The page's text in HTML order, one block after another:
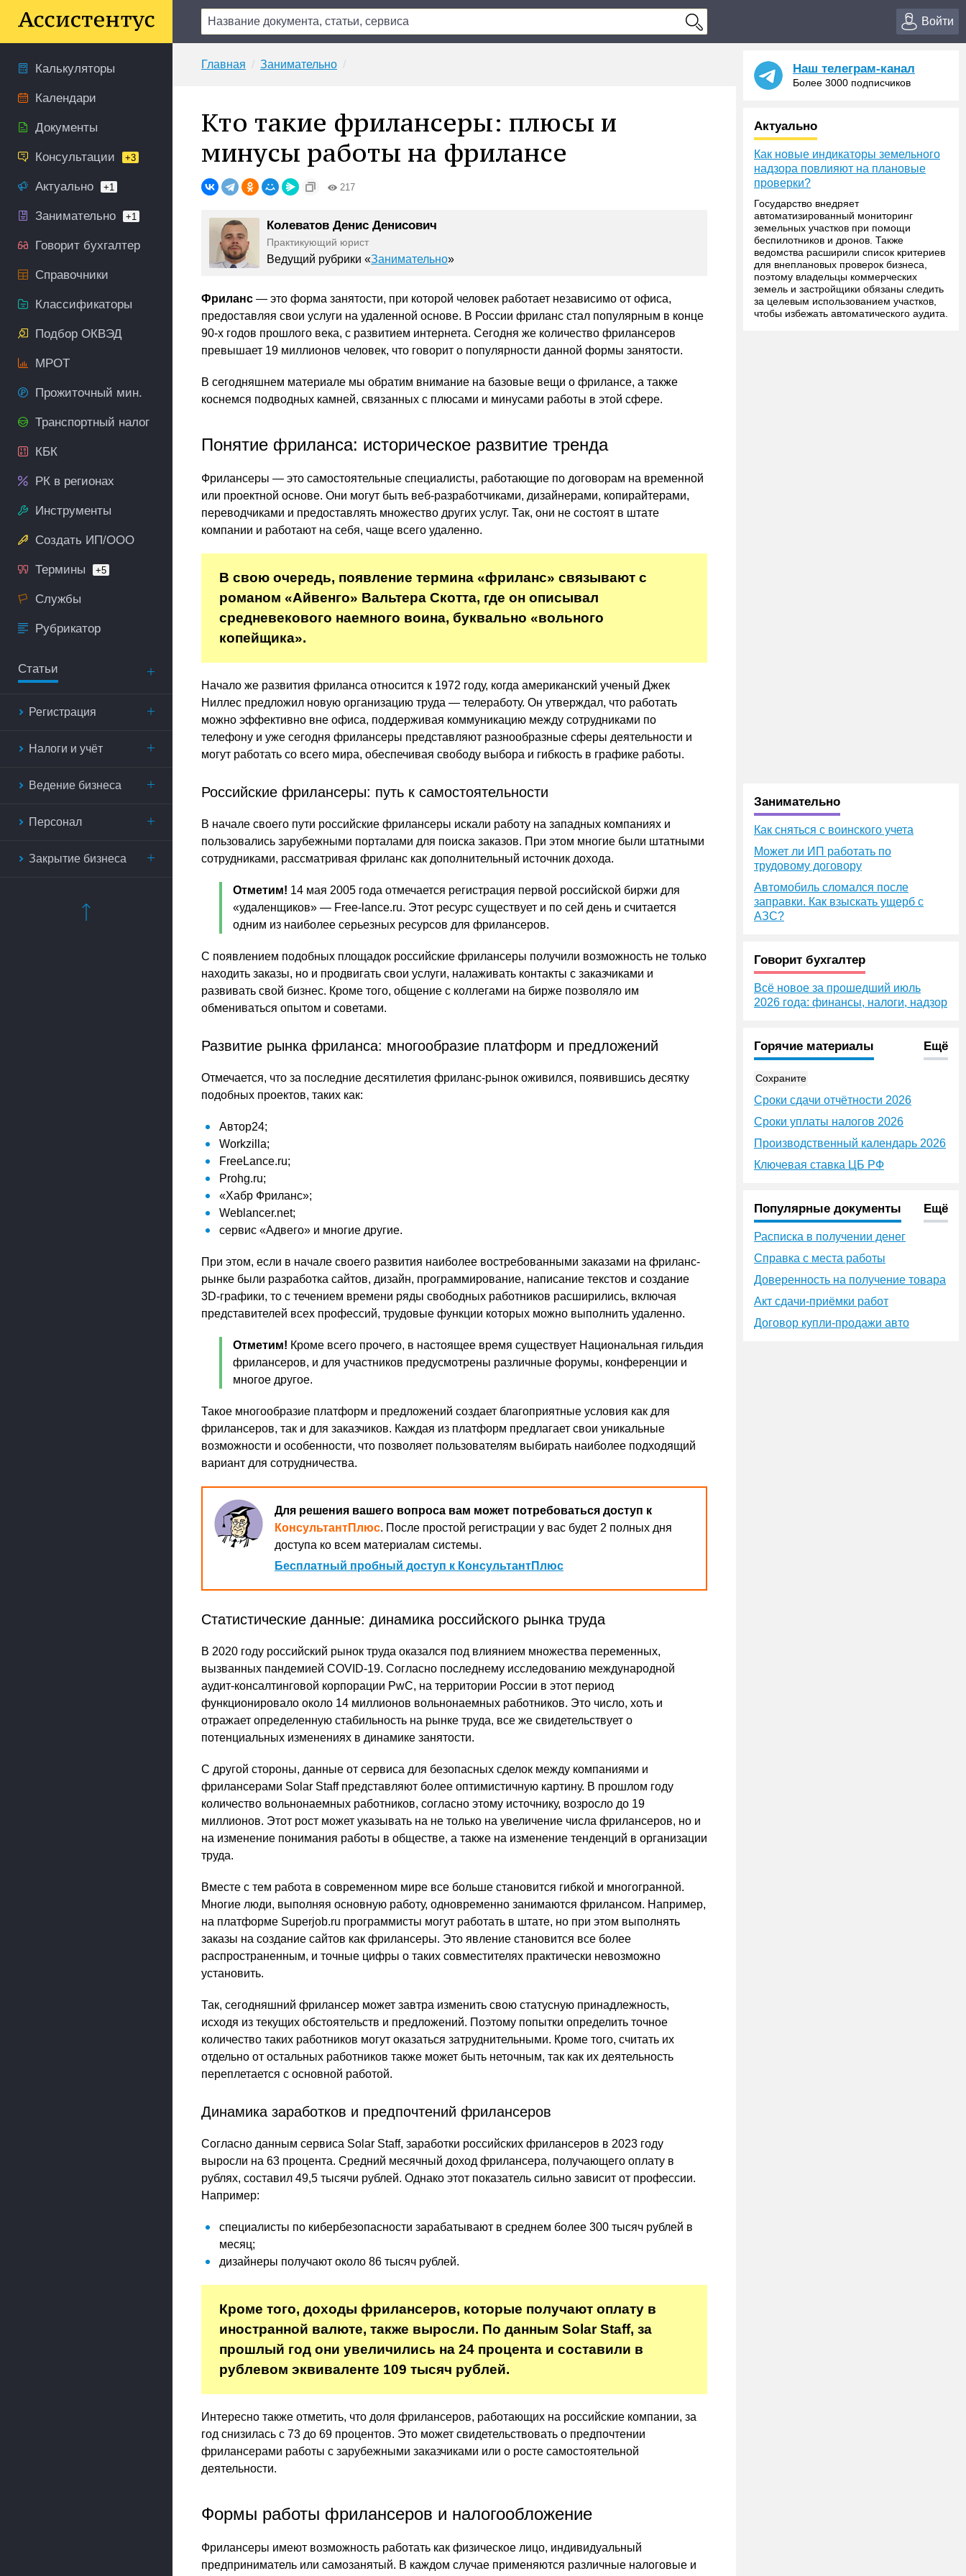
Войти
Калькуляторы
Календари
Документы
Консультации +3
Актуально +1
Занимательно +1
Говорит бухгалтер
Справочники
Классификаторы
Подбор ОКВЭД
МРОТ
Прожиточный мин.
Транспортный налог
КБК
РК в регионах
Инструменты
Создать ИП/ООО
Термины +5
Службы
Рубрикатор
Статьи
Регистрация
Налоги и учёт
Ведение бизнеса
Персонал
Закрытие бизнеса
Главная Занимательно
Кто такие фрилансеры: плюсы и
минусы работы на фрилансе
217
Колеватов Денис Денисович
Практикующий юрист
Ведущий рубрики «Занимательно»
Фриланс — это форма занятости, при которой человек работает независимо от офиса,
предоставляя свои услуги на удаленной основе. В России фриланс стал популярным в конце
90-х годов прошлого века, с развитием интернета. Сегодня же количество фрилансеров
превышает 19 миллионов человек, что говорит о популярности данной формы занятости.
В сегодняшнем материале мы обратим внимание на базовые вещи о фрилансе, а также
коснемся подводных камней, связанных с плюсами и минусами работы в этой сфере.
Понятие фриланса: историческое развитие тренда
Фрилансеры — это самостоятельные специалисты, работающие по договорам на временной
или проектной основе. Они могут быть веб-разработчиками, дизайнерами, копирайтерами,
переводчиками и предоставлять множество других услуг. Так, они не состоят в штате
компании и работают на себя, чаще всего удаленно.
В свою очередь, появление термина «фриланс» связывают с
романом «Айвенго» Вальтера Скотта, где он описывал
средневекового наемного воина, буквально «вольного
копейщика».
Начало же развития фриланса относится к 1972 году, когда американский ученый Джек
Ниллес предложил новую организацию труда — телеработу. Он утверждал, что работать
можно эффективно вне офиса, поддерживая коммуникацию между сотрудниками по
телефону и уже сегодня фрилансеры представляют разнообразные сферы деятельности и
могут работать со всего мира, обеспечивая свободу выбора и гибкость в графике работы.
Российские фрилансеры: путь к самостоятельности
В начале своего пути российские фрилансеры искали работу на западных компаниях и
пользовались зарубежными порталами для поиска заказов. При этом многие были штатными
сотрудниками, рассматривая фриланс как дополнительный источник дохода.
Отметим! 14 мая 2005 года отмечается регистрация первой российской биржи для
«удаленщиков» — Free-lance.ru. Этот ресурс существует и по сей день и считается
одним из наиболее серьезных ресурсов для фрилансеров.
С появлением подобных площадок российские фрилансеры получили возможность не только
находить заказы, но и продвигать свои услуги, налаживать контакты с заказчиками и
развивать свой бизнес. Кроме того, общение с коллегами на бирже позволяло им
обмениваться опытом и советами.
Развитие рынка фриланса: многообразие платформ и предложений
Отмечается, что за последние десятилетия фриланс-рынок оживился, появившись десятку
подобных проектов, таких как:
Автор24;
Workzilla;
FreeLance.ru;
Prohg.ru;
«Хабр Фриланс»;
Weblancer.net;
сервис «Адвего» и многие другие.
При этом, если в начале своего развития наиболее востребованными заказами на фриланс-
рынке были разработка сайтов, дизайн, программирование, написание текстов и создание
3D-графики, то с течением времени ряды свободных работников расширились, включая
представителей всех профессий, трудовые функции которых можно выполнить удаленно.
Отметим! Кроме всего прочего, в настоящее время существует Национальная гильдия
фрилансеров, и для участников предусмотрены различные форумы, конференции и
многое другое.
Такое многообразие платформ и предложений создает благоприятные условия как для
фрилансеров, так и для заказчиков. Каждая из платформ предлагает свои уникальные
возможности и особенности, что позволяет пользователям выбирать наиболее подходящий
вариант для сотрудничества.
Для решения вашего вопроса вам может потребоваться доступ к
КонсультантПлюс. После простой регистрации у вас будет 2 полных дня
доступа ко всем материалам системы.
Бесплатный пробный доступ к КонсультантПлюс
Статистические данные: динамика российского рынка труда
В 2020 году российский рынок труда оказался под влиянием множества переменных,
вызванных пандемией COVID-19. Согласно последнему исследованию международной
аудит-консалтинговой корпорации PwC, на территории России в этот период
функционировало около 14 миллионов вольнонаемных работников. Это число, хоть и
отражает определенную стабильность на рынке труда, все же свидетельствует о
потенциальных изменениях в динамике занятости.
С другой стороны, данные от сервиса для безопасных сделок между компаниями и
фрилансерами Solar Staff представляют более оптимистичную картину. В прошлом году
количество вольнонаемных работников, согласно этому источнику, возросло до 19
миллионов. Этот рост может указывать на не только на увеличение числа фрилансеров, но и
на изменение понимания работы в обществе, а также на изменение тенденций в организации
труда.
Вместе с тем работа в современном мире все больше становится гибкой и многогранной.
Многие люди, выполняя основную работу, одновременно занимаются фрилансом. Например,
на платформе Superjob.ru программисты могут работать в штате, но при этом выполнять
заказы на создание сайтов как фрилансеры. Это явление становится все более
распространенным, и точные цифры о таких совместителях практически невозможно
установить.
Так, сегодняшний фрилансер может завтра изменить свою статусную принадлежность,
исходя из текущих обстоятельств и предложений. Поэтому попытки определить точное
количество таких работников могут оказаться затруднительными. Кроме того, считать их
отдельно от остальных работников также может быть неточным, так как их деятельность
переплетается с основной работой.
Динамика заработков и предпочтений фрилансеров
Согласно данным сервиса Solar Staff, заработки российских фрилансеров в 2023 году
выросли на 63 процента. Средний месячный доход фрилансера, получающего оплату в
рублях, составил 49,5 тысячи рублей. Однако этот показатель сильно зависит от профессии.
Например:
специалисты по кибербезопасности зарабатывают в среднем более 300 тысяч рублей в
месяц;
дизайнеры получают около 86 тысяч рублей.
Кроме того, доходы фрилансеров, которые получают оплату в
иностранной валюте, также выросли. По данным Solar Staff, за
прошлый год они увеличились на 24 процента и составили в
рублевом эквиваленте 109 тысяч рублей.
Интересно также отметить, что доля фрилансеров, работающих на российские компании, за
год снизилась с 73 до 69 процентов. Это может свидетельствовать о предпочтении
фрилансерами работы с зарубежными заказчиками или о росте самостоятельной
деятельности.
Формы работы фрилансеров и налогообложение
Фрилансеры имеют возможность работать как физическое лицо, индивидуальный
предприниматель или самозанятый. В каждом случае применяются различные налоговые и
Наш телеграм-канал
Более 3000 подписчиков
Актуально
Как новые индикаторы земельного
надзора повлияют на плановые
проверки?
Государство внедряет
автоматизированный мониторинг
земельных участков при помощи
беспилотников и дронов. Также
ведомства расширили список критериев
для внеплановых проверок бизнеса,
поэтому владельцы коммерческих
земель и застройщики обязаны следить
за целевым использованием участков,
чтобы избежать автоматического аудита.
Занимательно
Как сняться с воинского учета
Может ли ИП работать по
трудовому договору
Автомобиль сломался после
заправки. Как взыскать ущерб с
АЗС?
Говорит бухгалтер
Всё новое за прошедший июль
2026 года: финансы, налоги, надзор
Горячие материалы Ещё
Сохраните
Сроки сдачи отчётности 2026
Сроки уплаты налогов 2026
Производственный календарь 2026
Ключевая ставка ЦБ РФ
Популярные документы Ещё
Расписка в получении денег
Справка с места работы
Доверенность на получение товара
Акт сдачи-приёмки работ
Договор купли-продажи авто